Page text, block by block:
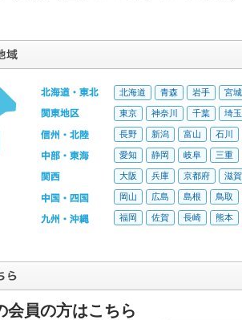
北海道 青森 岩手 宮城
東京 神奈川 千葉 埼玉
長野 新潟 富山 石川
愛知 静岡 岐阜 三重
大阪 兵庫 京都府 滋賀
岡山 広島 島根 鳥取
福岡 佐賀 長崎 熊本
会員の方はこちら